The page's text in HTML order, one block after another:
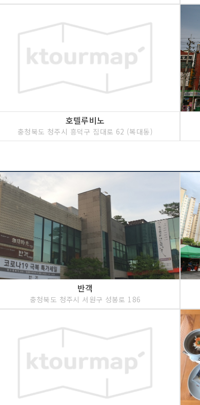
호텔루비노
충청북도 청주시 흥덕구 짐대로 62 (복대동)
반객
충청북도 청주시 서원구 성봉로 186